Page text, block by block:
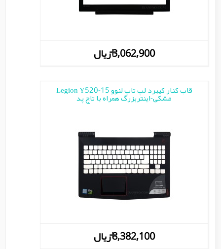
3,062,900 ریال+
قاب کنار کیبرد لپ تاپ لنوو Legion Y520-15
مشکی-اینتربزرگ همراه با تاچ پد
8,382,100 ریال+